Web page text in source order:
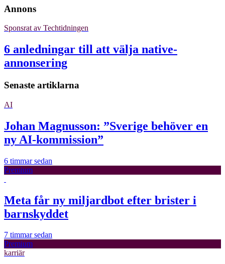
Annons
Sponsrat av Techtidningen
6 anledningar till att välja native-
annonsering
Senaste artiklarna
AI
Johan Magnusson: ”Sverige behöver en
ny AI-kommission”
6 timmar sedan
Premium
Meta får ny miljardbot efter brister i
barnskyddet
7 timmar sedan
Premium
karriär